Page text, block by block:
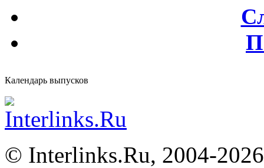
Календарь выпусков
© Interlinks.Ru, 2004-2026